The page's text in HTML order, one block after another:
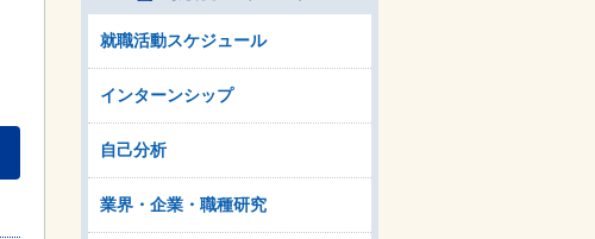
就職活動スケジュール
インターンシップ
自己分析
業界・企業・職種研究